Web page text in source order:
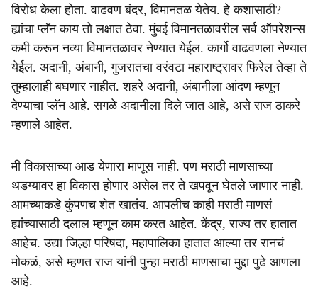
विरोध केला होता. वाढवण बंदर, विमानतळ येतेय. हे कशासाठी?
ह्यांचा प्लॅन काय तो लक्षात ठेवा. मुंबई विमानतळावरील सर्व ऑपरेशन्स
कमी करून नव्या विमानतळावर नेण्यात येईल. कार्गो वाढवणला नेण्यात
येईल. अदानी, अंबानी, गुजरातचा वरंवटा महाराष्ट्रावर फिरेल तेव्हा ते
तुम्हालाही बघणार नाहीत. शहरे अदानी, अंबानीला आंदण म्हणून
देण्याचा प्लॅन आहे. सगळे अदानीला दिले जात आहे, असे राज ठाकरे
म्हणाले आहेत.
मी विकासाच्या आड येणारा माणूस नाही. पण मराठी माणसाच्या
थडग्यावर हा विकास होणार असेल तर ते खपवून घेतले जाणार नाही.
आमच्याकडे कुंपणच शेत खातंय. आपलीच काही मराठी माणसं
ह्यांच्यासाठी दलाल म्हणून काम करत आहेत. केंद्र, राज्य तर हातात
आहेच. उद्या जिल्हा परिषदा, महापालिका हातात आल्या तर रानचं
मोकळं, असे म्हणत राज यांनी पुन्हा मराठी माणसाचा मुद्दा पुढे आणला
आहे.